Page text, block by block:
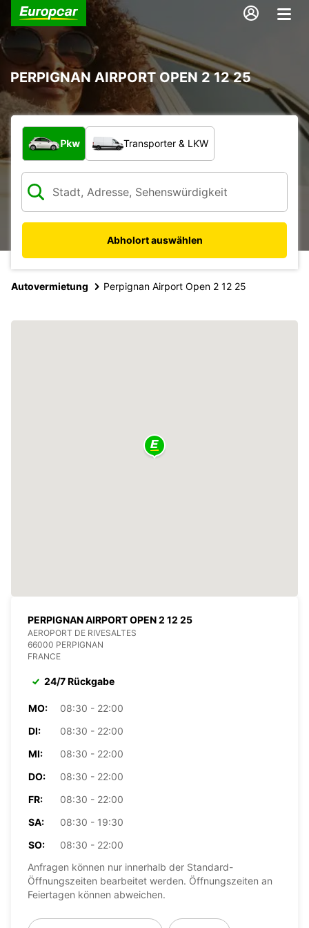
PERPIGNAN AIRPORT OPEN 2 12 25
Welche Art von Fahrzeug?
Pkw Transporter & LKW
Abholort auswählen
Autovermietung Perpignan Airport Open 2 12 25
PERPIGNAN AIRPORT OPEN 2 12 25
AEROPORT DE RIVESALTES
66000 PERPIGNAN
FRANCE
24/7 Rückgabe
MO:
08:30 - 22:00
DI:
08:30 - 22:00
MI:
08:30 - 22:00
DO:
08:30 - 22:00
FR:
08:30 - 22:00
SA:
08:30 - 19:30
SO:
08:30 - 22:00
Anfragen können nur innerhalb der Standard-
Öffnungszeiten bearbeitet werden. Öffnungszeiten an
Feiertagen können abweichen.